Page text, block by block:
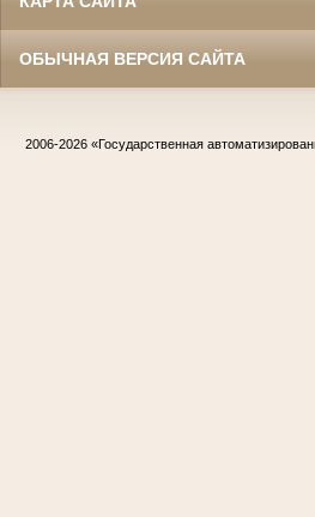
ОБЫЧНАЯ ВЕРСИЯ САЙТА
2006-2026 «Государственная